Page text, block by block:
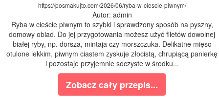
https://posmakujto.com/2026/06/ryba-w-ciescie-piwnym/
Autor: admin
Ryba w cieście piwnym to szybki i sprawdzony sposób na pyszny,
domowy obiad. Do jej przygotowania możesz użyć filetów dowolnej
białej ryby, np. dorsza, mintaja czy morszczuka. Delikatne mięso
otulone lekkim, piwnym ciastem zyskuje złocistą, chrupiącą panierkę
i pozostaje przyjemnie soczyste w środku...
Zobacz cały przepis...